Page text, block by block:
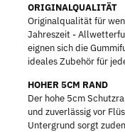
ORIGINALQUALITÄT
Originalqualität für
Jahreszeit -
eignen sich die
ideales Zubehör für
HOHER 5CM RAND
Der hohe 5cm
und zuverlässig vor
Untergrund sorgt